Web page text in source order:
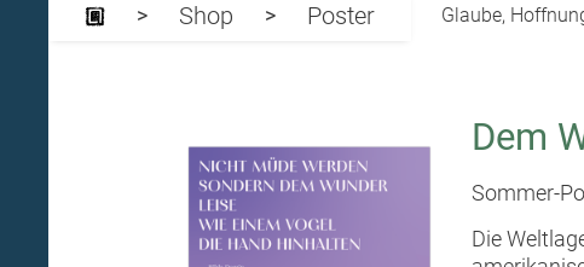
Shop Poster Glaube,
Dem
Sommer-
Die